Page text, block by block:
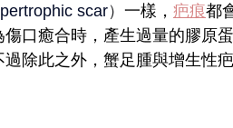
scar） 一樣， 疤痕都
口癒合時，產生過量的膠原
除此之外，蟹足腫與增生性